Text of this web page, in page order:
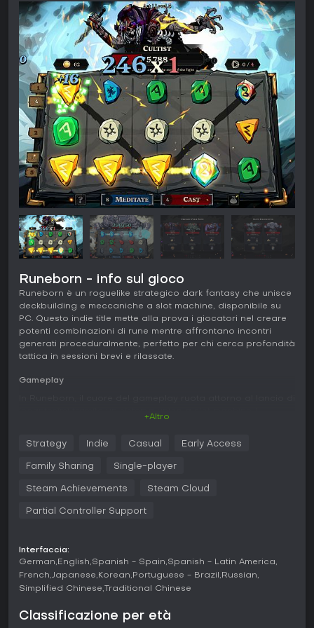
Runeborn - info sul gioco
Runeborn è un roguelike strategico dark fantasy che unisce
deckbuilding e meccaniche a slot machine, disponibile su
PC. Questo indie title mette alla prova i giocatori nel creare
potenti combinazioni di rune mentre affrontano incontri
generati proceduralmente, perfetto per chi cerca profondità
tattica in sessioni brevi e rilassate.
Gameplay
danni ai nemici. Il controllo deriva dal bloccare fino a otto
Rune in posizione fissa, permettendo un posizionamento
decisioni rapide e lungimiranza per massimizzare i danni
modificando Rune per adattarle alla propria strategia
preferita. Miglioramenti come amuleti e aure aggiungono
strati extra, con effetti aggiuntivi al lancio delle Rune. Nei
combattimenti si scelgono nemici iniziali con abilità distinte,
monete, spendibili in cinque negozi specializzati per
+Altro
Strategy Indie Casual Early Access
Family Sharing Single-player
Steam Achievements Steam Cloud
Partial Controller Support
Interfaccia:
German English Spanish - Spain Spanish - Latin America
French Japanese Korean Portuguese - Brazil
Russian
Simplified Chinese
Traditional Chinese
Classificazione per età